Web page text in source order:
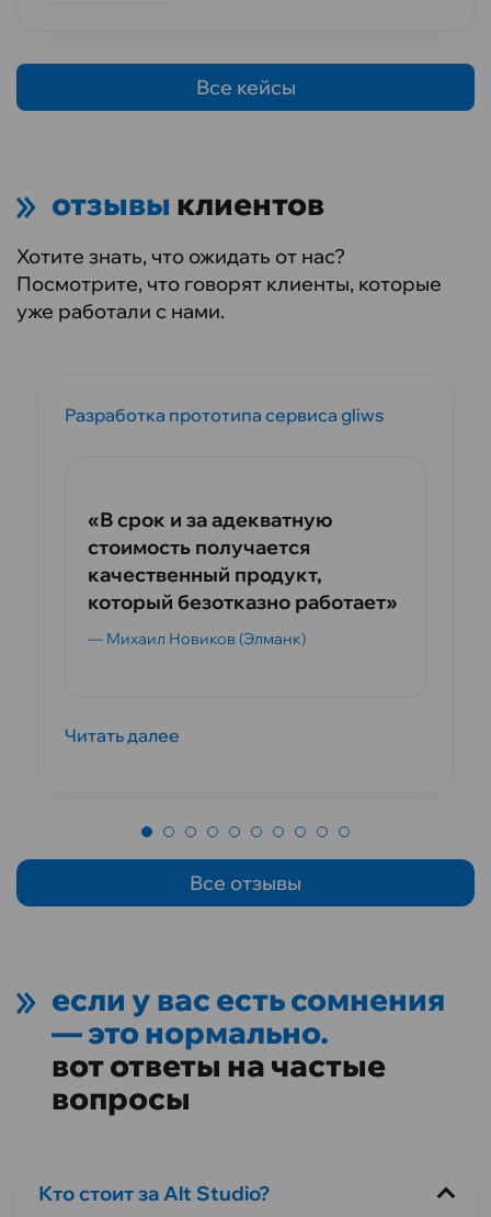
Все кейсы
отзывы клиентов
Хотите знать, что ожидать от нас?
Посмотрите, что говорят клиенты, которые
уже работали с нами.
Разработка прототипа сервиса gliws
«В срок и за адекватную
стоимость получается
качественный продукт,
который безотказно работает»
— Михаил Новиков (Элманк)
Читать далее
Все отзывы
если у вас есть сомнения
— это нормально.
вот ответы на частые
вопросы
Кто стоит за Alt Studio?